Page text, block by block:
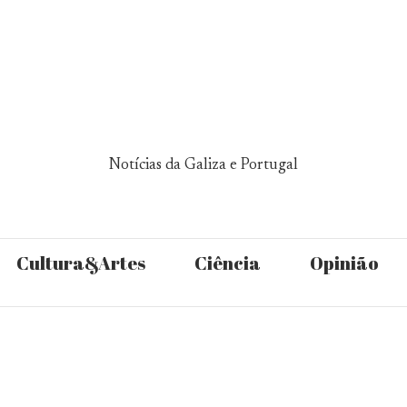
Notícias da Galiza e Portugal
Cultura&Artes Ciência Opinião